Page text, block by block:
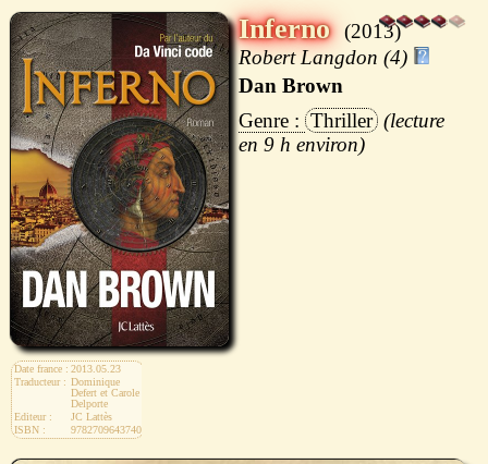
Date france : 2013.05.23
Traducteur : Dominique
Defert et Carole
Delporte
Editeur :
JC Lattès
ISBN :
9782709643740
Inferno
2013
Robert Langdon (4)
Dan Brown
Thriller
9 h